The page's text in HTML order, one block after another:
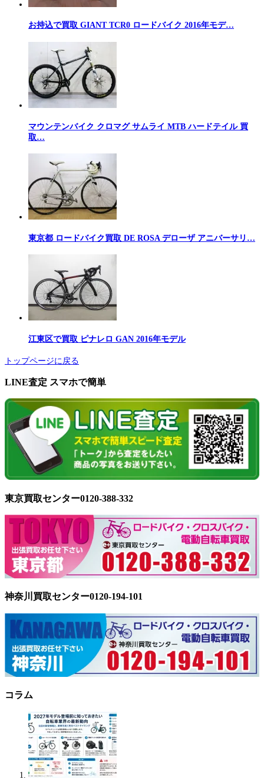
お持込で買取 GIANT TCR0 ロードバイク 2016年モデ…
マウンテンバイク クロマグ サムライ MTB ハードテイル 買
取…
東京都 ロードバイク買取 DE ROSA デローザ アニバーサリ…
江東区で買取 ピナレロ GAN 2016年モデル
トップページに戻る
LINE査定 スマホで簡単
東京買取センター0120-388-332
神奈川買取センター0120-194-101
コラム